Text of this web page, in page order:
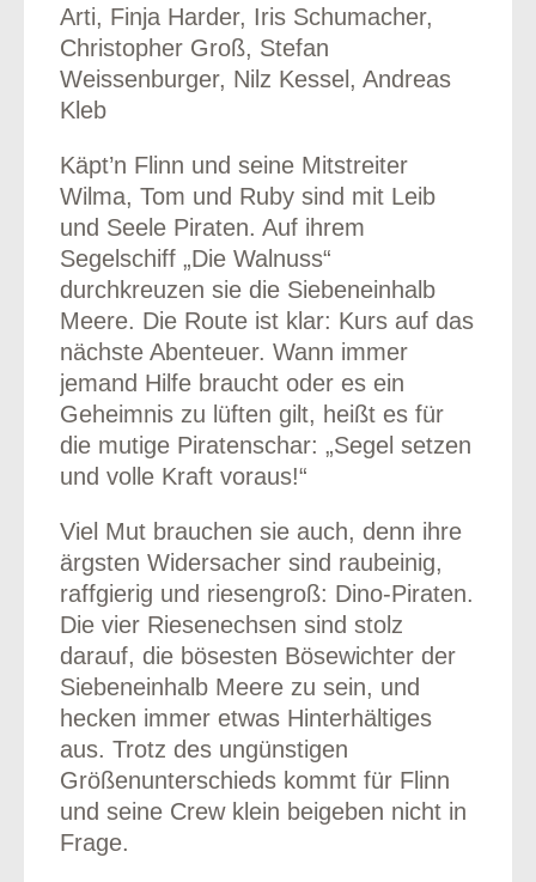
Arti, Finja Harder, Iris Schumacher,
Christopher Groß, Stefan
Weissenburger, Nilz Kessel, Andreas
Kleb
Käpt’n Flinn und seine Mitstreiter
Wilma, Tom und Ruby sind mit Leib
und Seele Piraten. Auf ihrem
Segelschiff „Die Walnuss“
durchkreuzen sie die Siebeneinhalb
Meere. Die Route ist klar: Kurs auf das
nächste Abenteuer. Wann immer
jemand Hilfe braucht oder es ein
Geheimnis zu lüften gilt, heißt es für
die mutige Piratenschar: „Segel setzen
und volle Kraft voraus!“
Viel Mut brauchen sie auch, denn ihre
ärgsten Widersacher sind raubeinig,
raffgierig und riesengroß: Dino-Piraten.
Die vier Riesenechsen sind stolz
darauf, die bösesten Bösewichter der
Siebeneinhalb Meere zu sein, und
hecken immer etwas Hinterhältiges
aus. Trotz des ungünstigen
Größenunterschieds kommt für Flinn
und seine Crew klein beigeben nicht in
Frage.